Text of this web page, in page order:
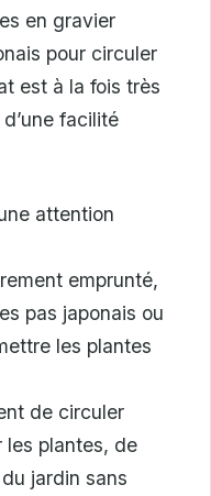
en gravier
pour circuler
est à la fois très
facilité
attention
emprunté,
pas japonais ou
les plantes
de circuler
les plantes, de
jardin sans